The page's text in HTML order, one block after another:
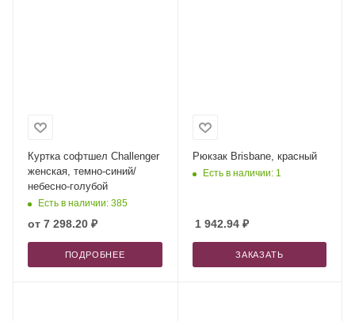
Куртка софтшел Сhallenger
женская, темно-синий/
небесно-голубой
Есть в наличии: 385
от 7 298.20 ₽
ПОДРОБНЕЕ
Рюкзак Brisbane, красный
Есть в наличии: 1
1 942.94₽
ЗАКАЗАТЬ